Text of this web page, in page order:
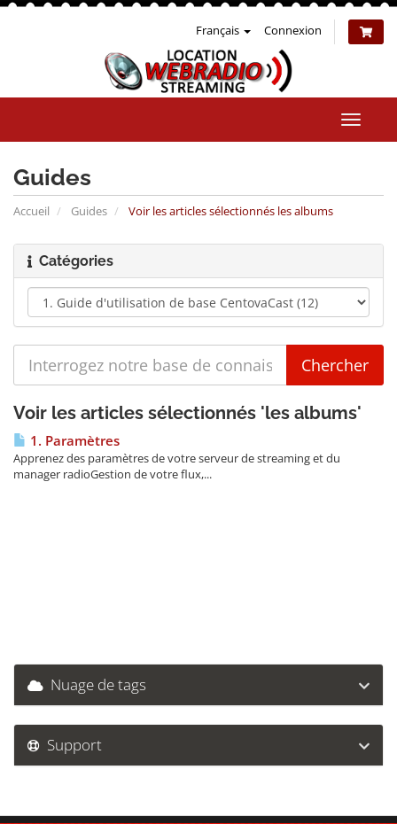
Français Connexion
la
Guides
Accueil Guides Voir les articles sélectionnés les albums
Catégories
Voir les articles sélectionnés 'les albums'
1. Paramètres
Apprenez des paramètres de votre serveur de streaming et du
manager radioGestion de votre flux,...
Nuage de tags
Support